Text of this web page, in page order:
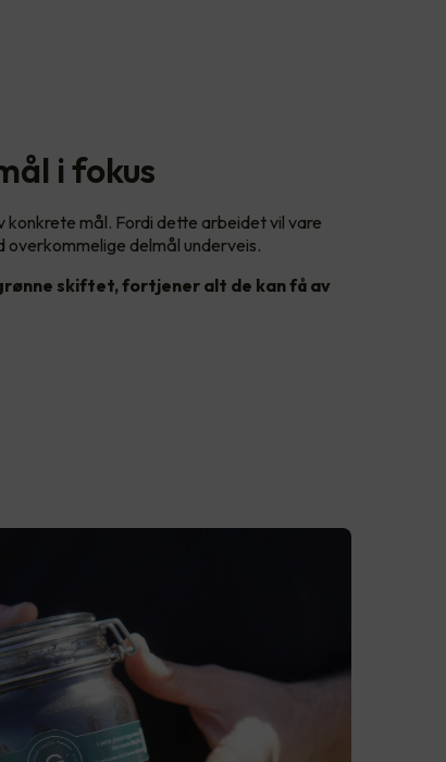
i fokus
mål. Fordi dette arbeidet vil vare
overkommelige delmål underveis.
skiftet, fortjener alt de kan få av